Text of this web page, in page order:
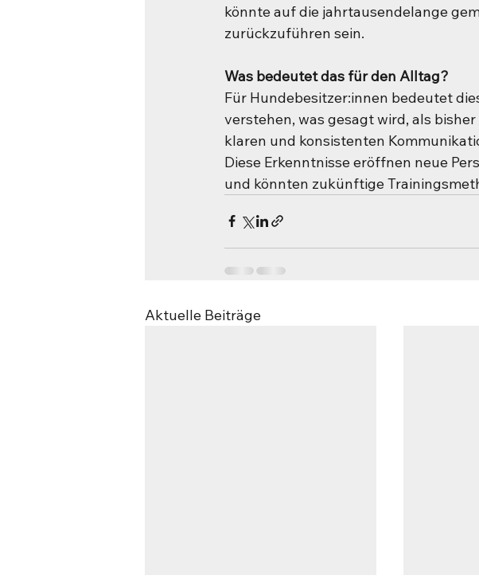
könnte auf die jahrtausendelange
zurückzuführen sein.
Was bedeutet das für den Alltag?
Für Hundebesitzer:innen bedeutet
verstehen, was gesagt wird, als
klaren und konsistenten
Diese Erkenntnisse eröffnen neue
und könnten zukünftige
Aktuelle Beiträge